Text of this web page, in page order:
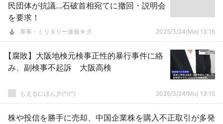
民団体が抗議…石破首相宛てに撤回・説明会
を要求！
軍事・ミリタリー速報☆彡 2025/3/24(Mo) 13:15
【腐敗】大阪地検元検事正性的暴行事件に絡
み、副検事不起訴 大阪高検
もえるにほん彡(^)(^) 2025/3/24(Mo) 13:15
株や投信を勝手に売却、中国企業株を購入不正取引が多発